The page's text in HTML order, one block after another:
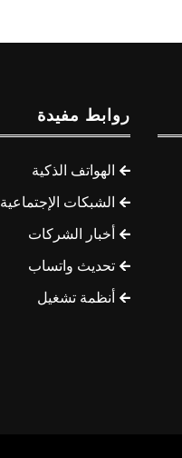
روابط مفيدة
الهواتف الذكية
الشبكات الإجتماعية
أخبار الشركات
تحديث واتساب
أنظمة تشغيل